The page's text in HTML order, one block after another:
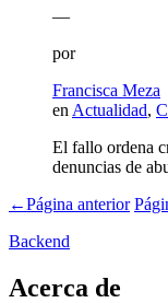
—
por
Francisca Meza
en Actualidad,
El fallo ordena
denuncias de
←Página anterior
Backend
Acerca de